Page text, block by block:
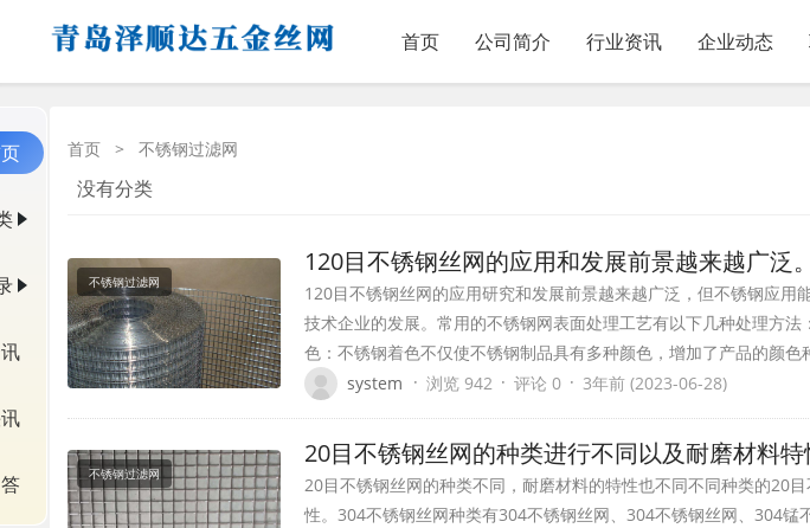
首页 公司简介 行业资讯 企业动态
首页 > 不锈钢过滤网
没有分类
不锈钢过滤网
120目不锈钢丝网的应用和发展前景越来越广泛。
120目不锈钢丝网的应用研究和发展前景越来越广泛，但不锈钢应用
技术企业的发展。常用的不锈钢网表面处理工艺有以下几种处理方
色：不锈钢着色不仅使不锈钢制品具有多种颜色，增加了产品的颜色
system · 浏览 942 · 评论 0 · 3年前 (2023-06-28)
不锈钢过滤网
20目不锈钢丝网的种类进行不同以及耐磨材料特
20目不锈钢丝网的种类不同，耐磨材料的特性也不同不同种类的20
性。304不锈钢丝网种类有304不锈钢丝网、304不锈钢丝网、304